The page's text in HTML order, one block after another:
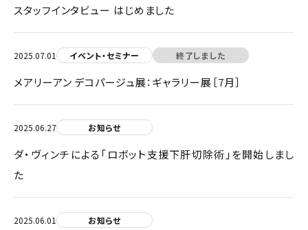
スタッフインタビュー はじめました
2025.07.01 イベント・セミナー 終了しました
メアリーアン デコパージュ展：ギャラリー展［7月］
2025.06.27 お知らせ
ダ・ヴィンチによる「ロボット支援下肝切除術」を開始しまし
た
2025.06.01 お知らせ